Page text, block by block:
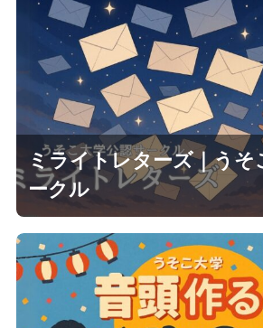
ミライトレターズ｜うそ
ークル